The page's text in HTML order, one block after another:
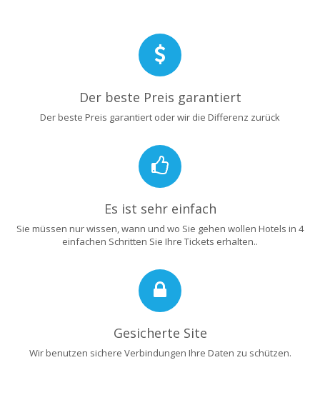
Der beste Preis garantiert
Der beste Preis garantiert oder wir die Differenz zurück
Es ist sehr einfach
Sie müssen nur wissen, wann und wo Sie gehen wollen Hotels in 4
einfachen Schritten Sie Ihre Tickets erhalten..
Gesicherte Site
Wir benutzen sichere Verbindungen Ihre Daten zu schützen.